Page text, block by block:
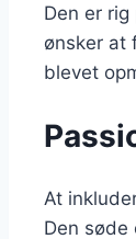
Den er
ønsker at
blevet
At
Den søde